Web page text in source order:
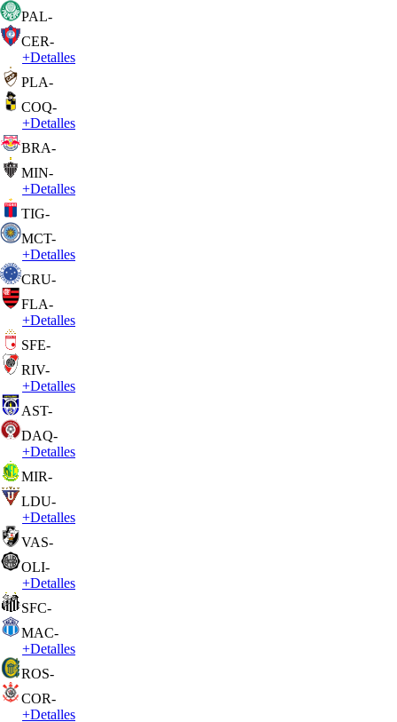
PAL-
CER-
+Detalles
PLA-
COQ-
+Detalles
BRA-
MIN-
+Detalles
TIG-
MCT-
+Detalles
CRU-
FLA-
+Detalles
SFE-
RIV-
+Detalles
AST-
DAQ-
+Detalles
MIR-
LDU-
+Detalles
VAS-
OLI-
+Detalles
SFC-
MAC-
+Detalles
ROS-
COR-
+Detalles